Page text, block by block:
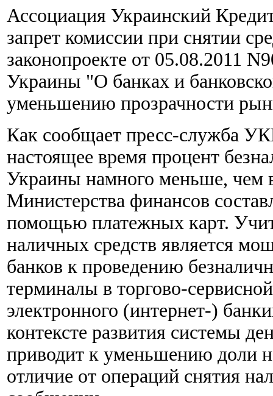
Ассоциация Украинский
запрет комиссии при снятии
законопроекте от 05.08.2011
Украины "О банках и
уменьшению прозрачности
Как сообщает пресс-служба
настоящее время процент
Украины намного меньше, чем
Министерства финансов
помощью платежных карт.
наличных средств является
банков к проведению
терминалы в торгово-
электронного (интернет-)
контексте развития системы
приводит к уменьшению доли
отличие от операций снятия